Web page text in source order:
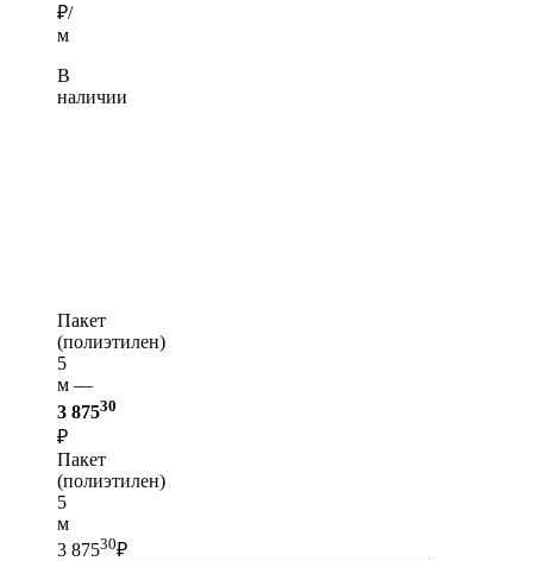
₽/
м
В
наличии
Пакет
(полиэтилен)
5
м —
3 87530
₽
Пакет
(полиэтилен)
5
м
3 87530₽